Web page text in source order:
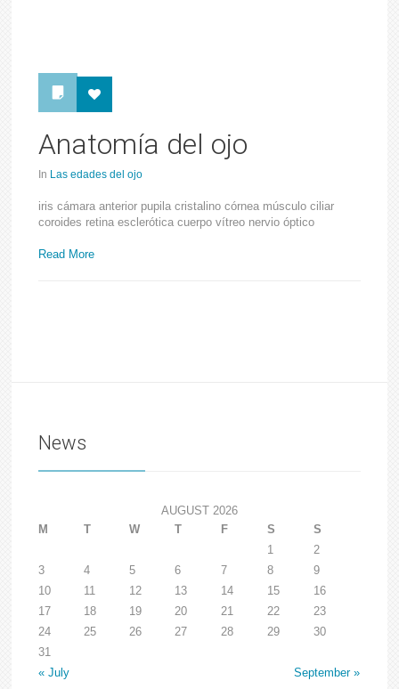
Anatomía del ojo
In Las edades del ojo
iris cámara anterior pupila cristalino córnea músculo ciliar
coroides retina esclerótica cuerpo vítreo nervio óptico
Read More
News
AUGUST 2026
M
T W T F S
S
1
2
3
4 5 6 7 8
9
10
11 12 13 14 15
16
17
18 19 20 21 22
23
24
25 26 27 28 29
30
31
« July
September »